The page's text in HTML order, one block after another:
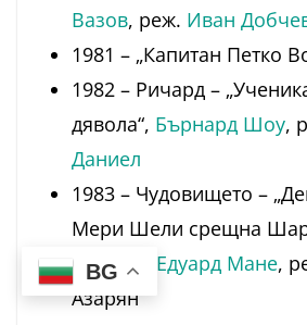
Вазов, реж. Иван
1981 – „Капитан Петко
1982 – Ричард –
дявола“, Бърнард Шоу,
Даниел
1983 – Чудовището –
Мери Шели срещна
Бронте“, Едуард Мане,
Азарян
BG